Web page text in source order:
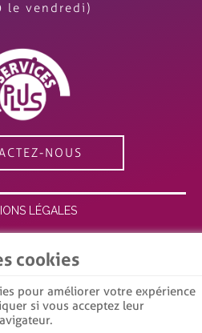
cookies
pour améliorer votre expérience
si vous acceptez leur
le vendredi)
NOUS
LÉGALES
CONFIDENTIALITÉ